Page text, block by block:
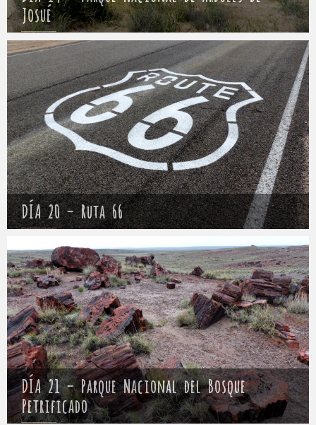
Josué
Mathieu 23 abril 2017
DÍA 20 – Ruta 66
Mathieu 24 abril 2017
DÍA 21 – Parque Nacional del Bosque
Petrificado